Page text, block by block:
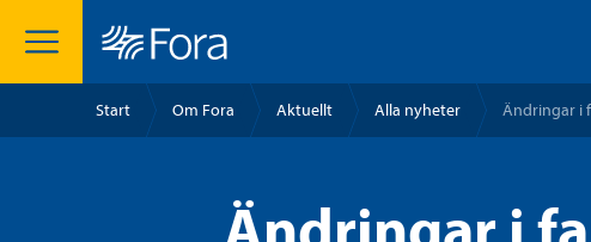
Start Om Fora Aktuellt Alla nyheter Ändringar i